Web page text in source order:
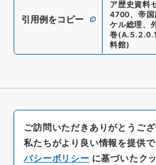
引用例をコピー
ア歴史資料
4700、 帝
ケル総理、
巻(
料館)
ご訪問いただきありがとうござ
私たちがより良い情報を提供で
バシーポリシー に基づいたク